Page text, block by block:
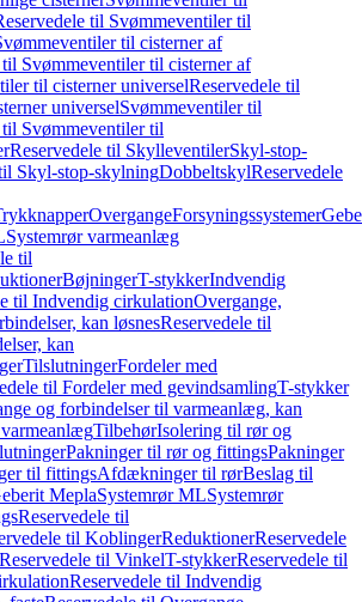
til Svømmeventiler til
til cisterner af
til Svømmeventiler til cisterner af
til cisterner universelReservedele til
universelSvømmeventiler til
til Svømmeventiler til
Reservedele til SkylleventilerSkyl-stop-
Skyl-stop-skylningDobbeltskylReservedele
OvergangeForsyningssystemer
Systemrør varmeanlæg
til
BøjningerT-stykkerIndvendig
til Indvendig cirkulationOvergange,
kan løsnesReservedele til
kan
TilslutningerFordeler med
til Fordeler med gevindsamlingT-stykker
og forbindelser til varmeanlæg, kan
TilbehørIsolering til rør og
Pakninger til rør og fittingsPakninger
til fittingsAfdækninger til rørBeslag til
MeplaSystemrør MLSystemrør
Reservedele til
til KoblingerReduktionerReservedele
Reservedele til VinkelT-stykkerReservedele til
Reservedele til Indvendig